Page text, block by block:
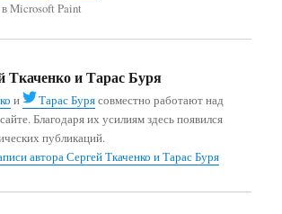
Microsoft Paint
Ткаченко и Тарас Буря
и Тарас Бурясовместно работают над
Благодаря их усилиям здесь появился
публикаций.
автора Сергей Ткаченко и Тарас Буря